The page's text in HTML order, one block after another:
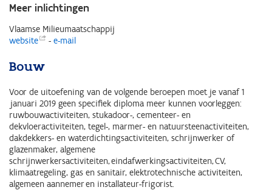
Meer inlichtingen
Vlaamse Milieumaatschappij
website
- e-mail
Bouw
Voor de uitoefening van de volgende beroepen moet je vanaf 1
januari 2019 geen specifiek diploma meer kunnen voorleggen:
ruwbouwactiviteiten, stukadoor-, cementeer- en
dekvloeractiviteiten, tegel-, marmer- en natuursteenactiviteiten,
dakdekkers- en waterdichtingsactiviteiten, schrijnwerker of
glazenmaker, algemene
schrijnwerkersactiviteiten, eindafwerkingsactiviteiten, CV,
klimaatregeling, gas en sanitair, elektrotechnische activiteiten,
algemeen aannemer en installateur-frigorist.